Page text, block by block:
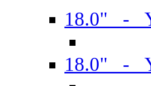
18.0" -
18.0" -